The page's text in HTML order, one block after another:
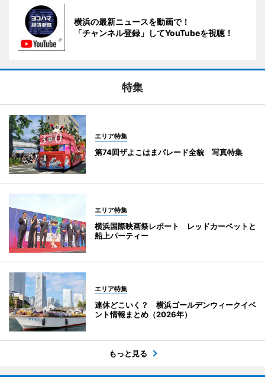
横浜の最新ニュースを動画で！
「チャンネル登録」してYouTubeを視聴！
特集
エリア特集
第74回ザよこはまパレード全貌 写真特集
エリア特集
横浜国際映画祭レポート レッドカーペットと
船上パーティー
エリア特集
連休どこいく？ 横浜ゴールデンウィークイベ
ント情報まとめ（2026年）
もっと見る